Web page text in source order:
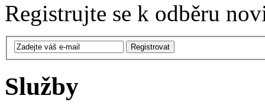
Registrujte se k odběru
Služby